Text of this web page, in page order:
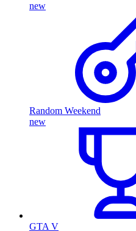
new
Random Weekend
new
GTA V